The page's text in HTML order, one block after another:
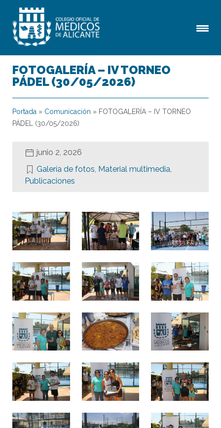
FOTOGALERÍA – IV TORNEO
PÁDEL (30/05/2026)
Portada » Comunicación » FOTOGALERÍA – IV TORNEO
PÁDEL (30/05/2026)
junio 2, 2026
Galería de fotos, Material multimedia,
Publicaciones